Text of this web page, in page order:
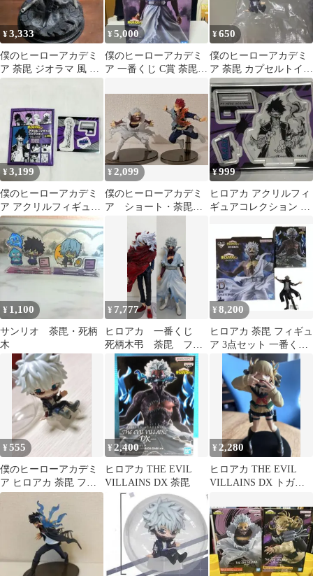
¥3,333
僕のヒーローアカデミ
ア 荼毘 ジオラマ 風 台
¥5,000
僕のヒーローアカデミ
ア 一番くじ C賞 荼毘
¥650
僕のヒーローアカデミ
ア 荼毘 カプセルトイ
フィギュア
¥3,199
僕のヒーローアカデミ
ア アクリルフィギュア
コレクション 荼毘
¥ 2,099
僕のヒーローアカデミ
ア ショート・荼毘フ
¥999
ヒロアカ アクリルフィ
ギュアコレクション 荼
¥ 1,100
サンリオ 荼毘・死柄
木
¥ 7,777
ヒロアカ 一番くじ
死柄木弔 荼毘 フィ
ギュア
¥8,200
ヒロアカ 荼毘 フィギュ
ア 3点セット 一番くじ
D賞 MASTERLISE
¥555
僕のヒーローアカデミ
ア ヒロアカ 荼毘 フィ
ギュア ガチャガチャ カ
プセルトイ
¥2,400
ヒロアカ THE EVIL
VILLAINS DX 荼毘
¥2,280
ヒロアカ THE EVIL
VILLAINS DX トガヒ